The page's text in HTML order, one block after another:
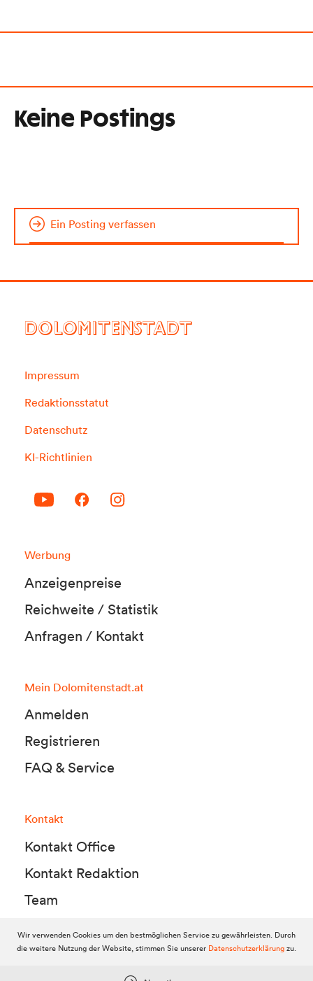
Keine Postings
Ein Posting verfassen
DOLOMITENSTADT
Impressum
Redaktionsstatut
Datenschutz
KI-Richtlinien
Werbung
Anzeigenpreise
Reichweite / Statistik
Anfragen / Kontakt
Mein Dolomitenstadt.at
Anmelden
Registrieren
FAQ & Service
Kontakt
Kontakt Office
Kontakt Redaktion
Team
© 2010-2026 Dolomitenstadt.at
Wir verwenden Cookies um den bestmöglichen Service zu gewährleisten. Durch
die weitere Nutzung der Website, stimmen Sie unserer Datenschutzerklärungzu.